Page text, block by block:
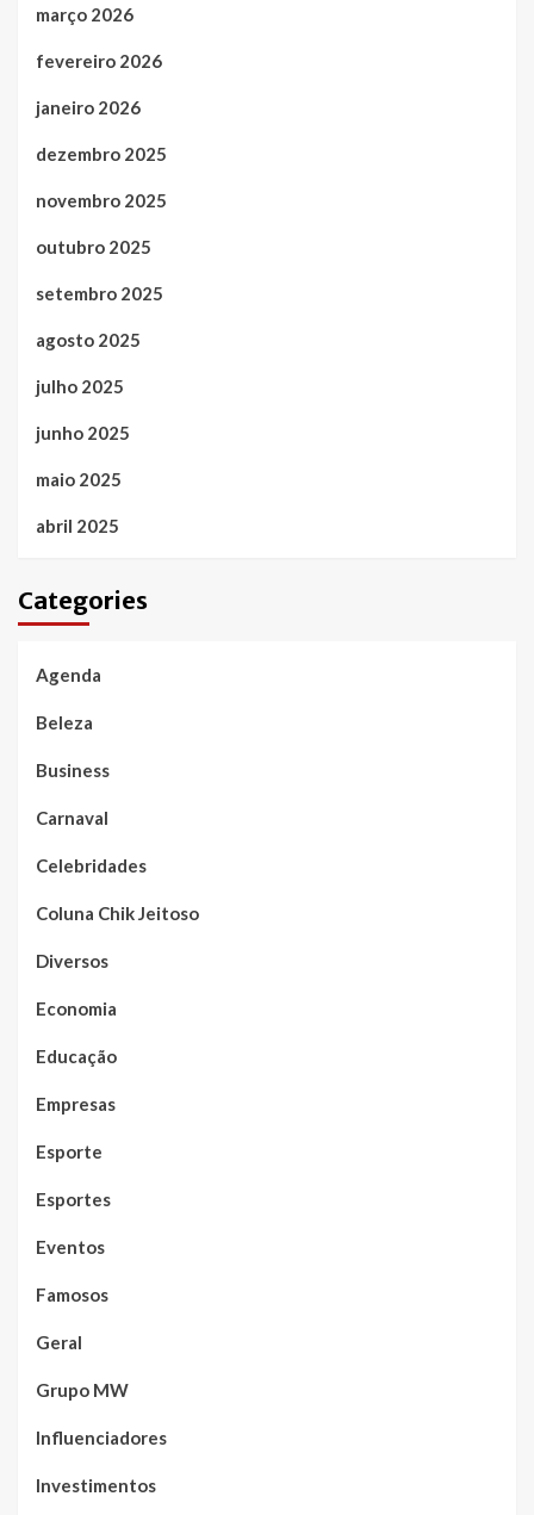
março 2026
fevereiro 2026
janeiro 2026
dezembro 2025
novembro 2025
outubro 2025
setembro 2025
agosto 2025
julho 2025
junho 2025
maio 2025
abril 2025
Categories
Agenda
Beleza
Business
Carnaval
Celebridades
Coluna Chik Jeitoso
Diversos
Economia
Educação
Empresas
Esporte
Esportes
Eventos
Famosos
Geral
Grupo MW
Influenciadores
Investimentos